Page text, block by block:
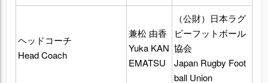
ヘッドコーチ
Head Coach
兼松 由香
Yuka KAN
EMATSU
（公財）日本ラグ
ビーフットボール
協会
Japan Rugby Foot
ball Union